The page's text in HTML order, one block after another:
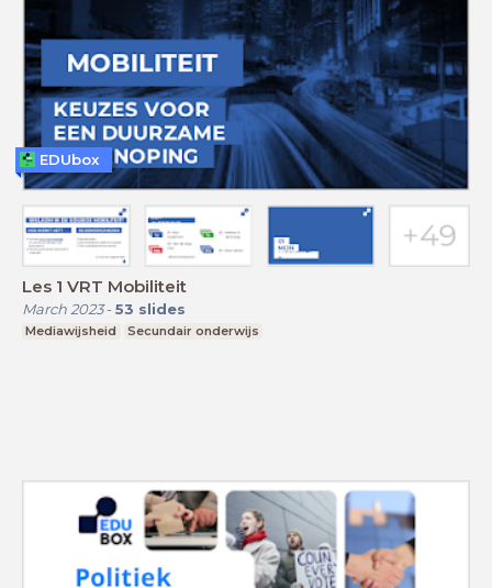
Les 1 VRT Mobiliteit
March 2023- 53 slides
Mediawijsheid Secundair onderwijs
EDUbox